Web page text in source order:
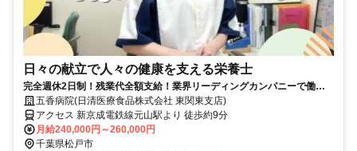
日々の献立で人々の健康を支える栄養士
完全週休2日制！残業代全額支給！業界リーディングカンパニーで働き
ませんか？！
五香病院(日清医療食品株式会社 東関東支店)
アクセス 新京成電鉄線元山駅より 徒歩約9分
月給240,000円～260,000円
千葉県松戸市